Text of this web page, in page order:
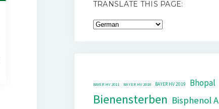
TRANSLATE THIS PAGE:
BAYER HV 2011 BAYER HV 2018 BAYER HV 2019 Bhopal
Bienensterben Bisphenol A